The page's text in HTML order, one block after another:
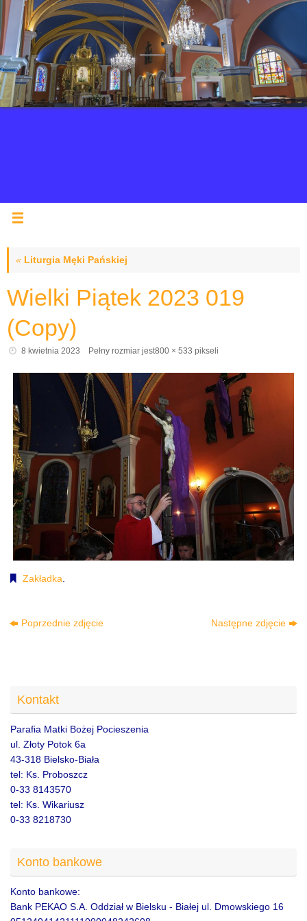
« Liturgia Męki Pańskiej
Wielki Piątek 2023 019
(Copy)
8 kwietnia 2023 Pełny rozmiar jest800 × 533 pikseli
Zakładka.
Poprzednie zdjęcie Następne zdjęcie
Kontakt
Parafia Matki Bożej Pocieszenia
ul. Złoty Potok 6a
43-318 Bielsko-Biała
tel: Ks. Proboszcz
0-33 8143570
tel: Ks. Wikariusz
0-33 8218730
Konto bankowe
Konto bankowe:
Bank PEKAO S.A. Oddział w Bielsku - Białej ul. Dmowskiego 16